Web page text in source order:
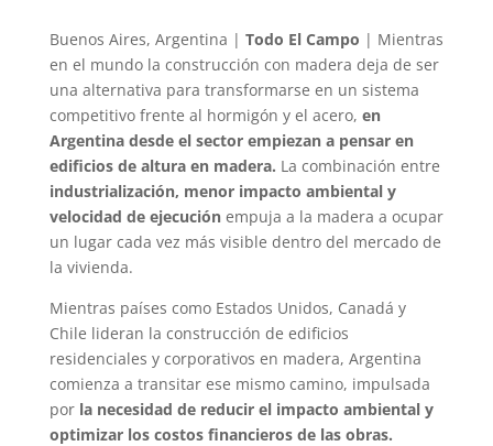
Buenos Aires, Argentina | Todo El Campo | Mientras
en el mundo la construcción con madera deja de ser
una alternativa para transformarse en un sistema
competitivo frente al hormigón y el acero, en
Argentina desde el sector empiezan a pensar en
edificios de altura en madera. La combinación entre
industrialización, menor impacto ambiental y
velocidad de ejecuciónempuja a la madera a ocupar
un lugar cada vez más visible dentro del mercado de
la vivienda.
Mientras países como Estados Unidos, Canadá y
Chile lideran la construcción de edificios
residenciales y corporativos en madera, Argentina
comienza a transitar ese mismo camino, impulsada
por la necesidad de reducir el impacto ambiental y
optimizar los costos financieros de las obras.